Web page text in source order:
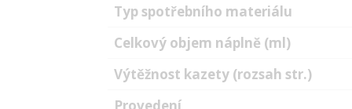
Typ spotřebního materiálu
Celkový objem náplně (ml)
Výtěžnost kazety (rozsah str.)